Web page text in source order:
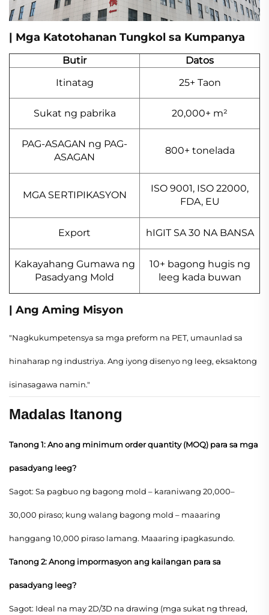
| Mga Katotohanan Tungkol sa Kumpanya
Butir
Datos
Itinatag
25+ Taon
Sukat ng pabrika 20,000+ m²
PAG-ASAGAN ng PAG-
ASAGAN
800+ tonelada
MGA SERTIPIKASYON
ISO 9001, ISO 22000,
FDA, EU
Export hIGIT SA 30 NA BANSA
Kakayahang Gumawa ng
Pasadyang Mold
10+ bagong hugis ng
leeg kada buwan
| Ang Aming Misyon
"Nagkukumpetensya sa mga preform na PET, umaunlad sa
hinaharap ng industriya. Ang iyong disenyo ng leeg, eksaktong
isinasagawa namin."
Madalas Itanong
Tanong 1: Ano ang minimum order quantity (MOQ) para sa mga
pasadyang leeg?
Sagot: Sa pagbuo ng bagong mold – karaniwang 20,000–
30,000 piraso; kung walang bagong mold – maaaring
hanggang 10,000 piraso lamang. Maaaring ipagkasundo.
Tanong 2: Anong impormasyon ang kailangan para sa
pasadyang leeg?
Sagot: Ideal na may 2D/3D na drawing (mga sukat ng thread,